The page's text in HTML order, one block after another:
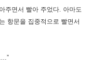
주면서 빨아 주었다. 아마도
항문을 집중적으로 빨면서